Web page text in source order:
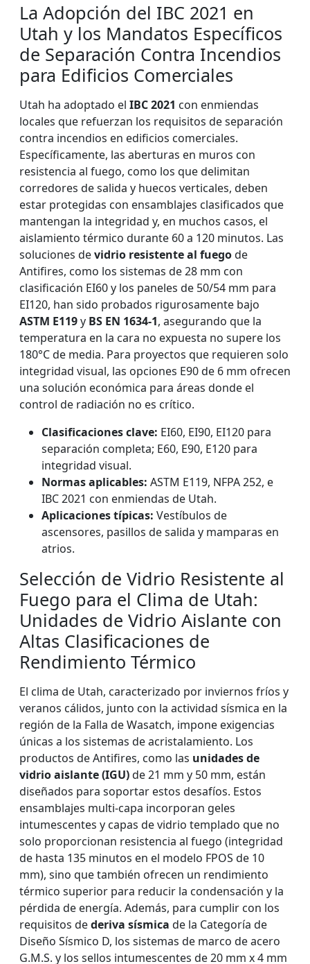
La Adopción del IBC 2021 en
Utah y los Mandatos Específicos
de Separación Contra Incendios
para Edificios Comerciales
Utah ha adoptado el IBC 2021 con enmiendas
locales que refuerzan los requisitos de separación
contra incendios en edificios comerciales.
Específicamente, las aberturas en muros con
resistencia al fuego, como los que delimitan
corredores de salida y huecos verticales, deben
estar protegidas con ensamblajes clasificados que
mantengan la integridad y, en muchos casos, el
aislamiento térmico durante 60 a 120 minutos. Las
soluciones devidrio resistente al fuegode
Antifires, como los sistemas de 28 mm con
clasificación EI60 y los paneles de 50/54 mm para
EI120, han sido probados rigurosamente bajo
ASTM E119y BS EN 1634-1, asegurando que la
temperatura en la cara no expuesta no supere los
180°C de media. Para proyectos que requieren solo
integridad visual, las opciones E90 de 6 mm ofrecen
una solución económica para áreas donde el
control de radiación no es crítico.
Clasificaciones clave: EI60, EI90, EI120 para
separación completa; E60, E90, E120 para
integridad visual.
Normas aplicables: ASTM E119, NFPA 252, e
IBC 2021 con enmiendas de Utah.
Aplicaciones típicas: Vestíbulos de
ascensores, pasillos de salida y mamparas en
atrios.
Selección de Vidrio Resistente al
Fuego para el Clima de Utah:
Unidades de Vidrio Aislante con
Altas Clasificaciones de
Rendimiento Térmico
El clima de Utah, caracterizado por inviernos fríos y
veranos cálidos, junto con la actividad sísmica en la
región de la Falla de Wasatch, impone exigencias
únicas a los sistemas de acristalamiento. Los
productos de Antifires, como las unidades de
vidrio aislante (IGU)de 21 mm y 50 mm, están
diseñados para soportar estos desafíos. Estos
ensamblajes multi-capa incorporan geles
intumescentes y capas de vidrio templado que no
solo proporcionan resistencia al fuego (integridad
de hasta 135 minutos en el modelo FPOS de 10
mm), sino que también ofrecen un rendimiento
térmico superior para reducir la condensación y la
pérdida de energía. Además, para cumplir con los
requisitos dederiva sísmica de la Categoría de
Diseño Sísmico D, los sistemas de marco de acero
G.M.S. y los sellos intumescentes de 20 mm x 4 mm